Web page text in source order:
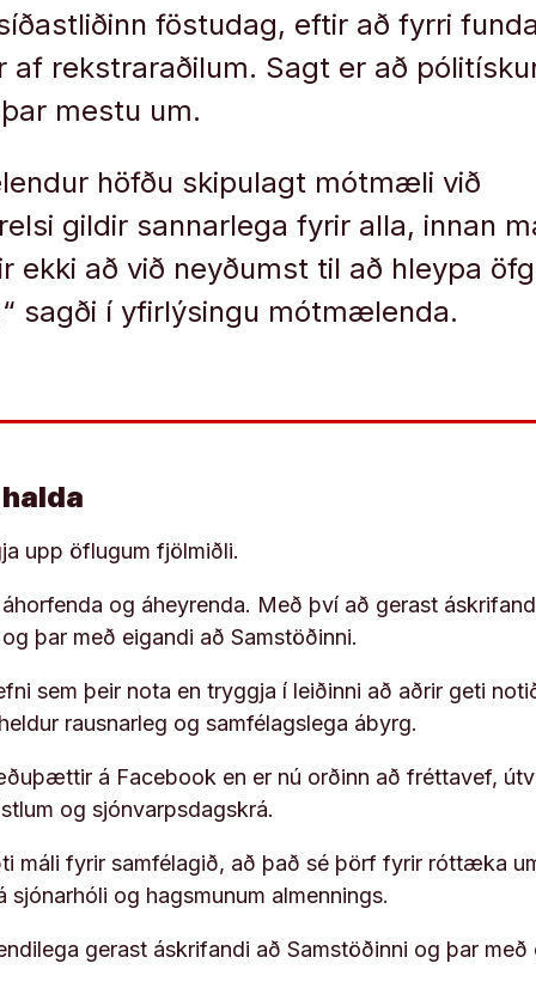
föstudag, eftir að fyrri
af rekstraraðilum. Sagt er að
mestu um.
höfðu skipulagt mótmæli við
gildir sannarlega fyrir alla, innan
ekki að við neyðumst til að hleypa
sagði í yfirlýsingu mótmælenda.
upp öflugum fjölmiðli.
og áheyrenda. Með því að gerast
þar með eigandi að Samstöðinni.
sem þeir nota en tryggja í leiðinni að aðrir geti
rausnarleg og samfélagslega ábyrg.
á Facebook en er nú orðinn að fréttavef,
og sjónvarpsdagskrá.
máli fyrir samfélagið, að það sé þörf fyrir róttæka
og hagsmunum almennings.
gerast áskrifandi að Samstöðinni og þar með